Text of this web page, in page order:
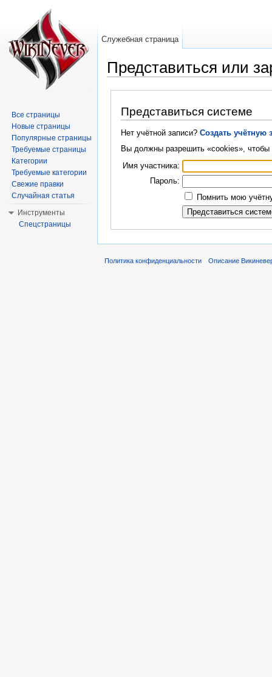
Представиться или
Представиться системе
Нет учётной записи? Создать учётную
Вы должны разрешить «cookies», чтобы
Имя участника:
Пароль:
Помнить мою
Служебная страница
Все страницы
Новые страницы
Популярные страницы
Требуемые страницы
Категории
Требуемые категории
Свежие правки
Случайная статья
Инструменты
Спецстраницы
Политика конфиденциальности Описание